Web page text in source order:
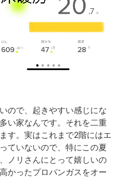
ので、起きやすい感じにな
い家なんです。それを二重
す。実はこれまで2階にはエ
ていないので、特にこの夏
ノリさんにとって嬉しいの
かったプロパンガスをオー